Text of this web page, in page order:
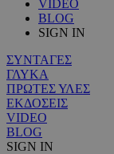
VIDEO
BLOG
SIGN IN
ΣΥΝΤΑΓΕΣ
ΓΛΥΚΑ
ΠΡΩΤΕΣ ΥΛΕΣ
ΕΚΔΟΣΕΙΣ
VIDEO
BLOG
SIGN IN